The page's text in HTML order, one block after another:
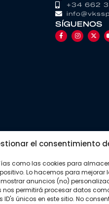
el consentimiento
como las cookies para
Lo hacemos para mejorar
anuncios (no)
permitirá procesar datos
únicos en este sitio. No
+34 662
SÍGUENOS